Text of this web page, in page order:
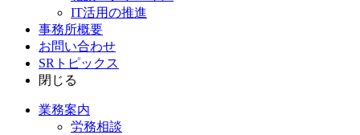
IT活用の推進
事務所概要
お問い合わせ
SRトピックス
閉じる
業務案内
労務相談